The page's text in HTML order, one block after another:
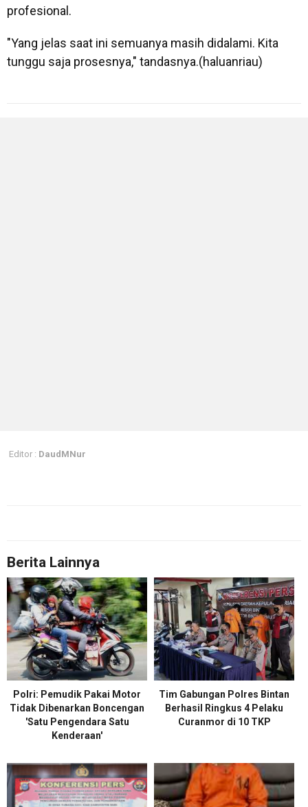
profesional.
"Yang jelas saat ini semuanya masih didalami. Kita
tunggu saja prosesnya," tandasnya.(haluanriau)
Editor : DaudMNur
Berita Lainnya
Polri: Pemudik Pakai Motor
Tidak Dibenarkan Boncengan
'Satu Pengendara Satu
Kenderaan'
Tim Gabungan Polres Bintan
Berhasil Ringkus 4 Pelaku
Curanmor di 10 TKP